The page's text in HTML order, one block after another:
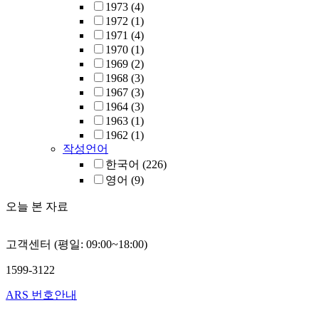
1973 (4)
1972 (1)
1971 (4)
1970 (1)
1969 (2)
1968 (3)
1967 (3)
1964 (3)
1963 (1)
1962 (1)
작성언어
한국어 (226)
영어 (9)
오늘 본 자료
고객센터 (평일: 09:00~18:00)
1599-3122
ARS 번호안내